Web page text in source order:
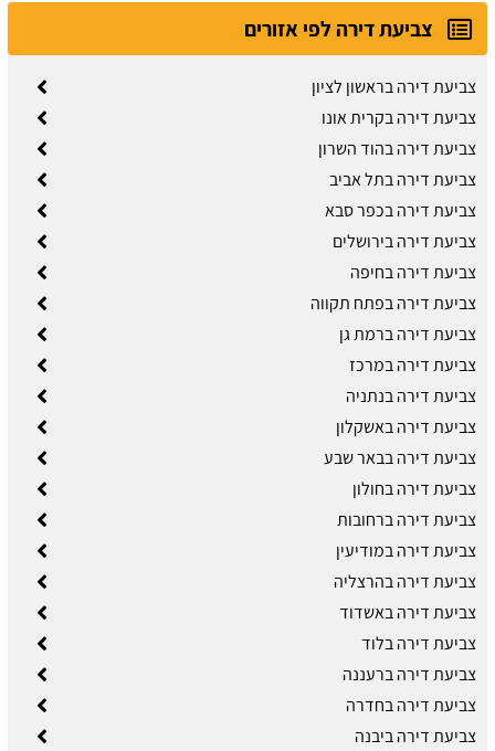
צביעת דירה לפי אזורים
צביעת דירה בראשון לציון
צביעת דירה בקרית אונו
צביעת דירה בהוד השרון
צביעת דירה בתל אביב
צביעת דירה בכפר סבא
צביעת דירה בירושלים
צביעת דירה בחיפה
צביעת דירה בפתח תקווה
צביעת דירה ברמת גן
צביעת דירה במרכז
צביעת דירה בנתניה
צביעת דירה באשקלון
צביעת דירה בבאר שבע
צביעת דירה בחולון
צביעת דירה ברחובות
צביעת דירה במודיעין
צביעת דירה בהרצליה
צביעת דירה באשדוד
צביעת דירה בלוד
צביעת דירה ברעננה
צביעת דירה בחדרה
צביעת דירה ביבנה